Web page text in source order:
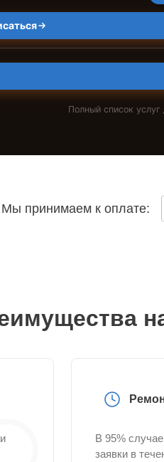
Полный список услуг
Мы принимаем к оплате:
В 95%
заявки в